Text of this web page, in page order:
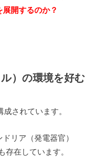
開するのか？
）の環境を好む
されています。
リア（発電器官）
存在しています。